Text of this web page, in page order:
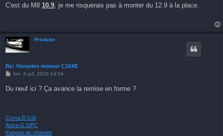
s
C'est du M8 10.9 , je me risquerais pas à monter du 12.9 à la place.
Predator
Re: Visseries moteur C16XE
M
s
lun. 6 juil. 2026 14:54
Du neuf ici ? Ça avance la remise en forme ?
Corsa B GSi
Astra G OPC
Kangoo de chantier